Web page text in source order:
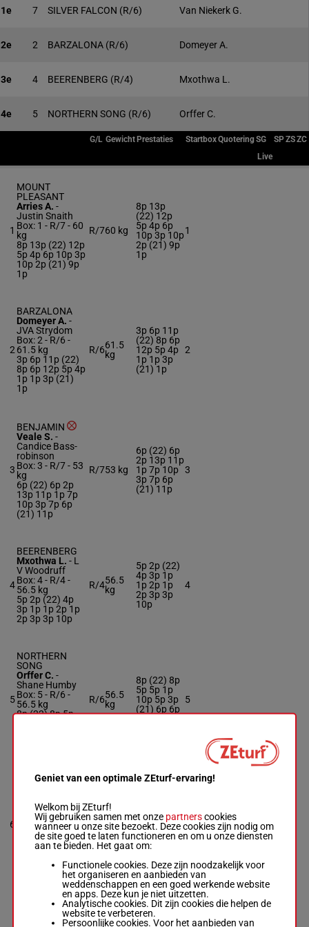
1e 7 SILVER FALCON (R/6) Van Niekerk G.
2e 2 BARZALONA (R/6) Domeyer A.
3e 4 BEERENBERG (R/4) Mxothwa L.
4e 5 NORTHERN SONG (R/6) Orffer C.
G/L Gewicht Prestaties StartboxQuoteringSG SPZSZC
Live
1
MOUNT
PLEASANT
Arries A. -
Justin Snaith
Box: 1 - R/7 - 60
kg
8p 13p (22) 12p
5p 4p 6p 10p 3p
10p 2p (21) 9p
1p
R/760 kg
8p 13p
(22) 12p
5p 4p 6p
10p 3p 10p
2p (21) 9p
1p
1
2
BARZALONA
Domeyer A. -
JVA Strydom
Box: 2 - R/6 -
61.5 kg
3p 6p 11p (22)
8p 6p 12p 5p 4p
1p 1p 3p (21)
1p
R/661.5
kg
3p 6p 11p
(22) 8p 6p
12p 5p 4p
1p 1p 3p
(21) 1p
2
3
BENJAMIN
Veale S. -
Candice Bass-
robinson
Box: 3 - R/7 - 53
kg
6p (22) 6p 2p
13p 11p 1p 7p
10p 3p 7p 6p
(21) 11p
R/753 kg
6p (22) 6p
2p 13p 11p
1p 7p 10p
3p 7p 6p
(21) 11p
3
4
BEERENBERG
Mxothwa L. - L
V Woodruff
Box: 4 - R/4 -
56.5 kg
5p 2p (22) 4p
3p 1p 1p 2p 1p
2p 3p 3p 10p
R/456.5
kg
5p 2p (22)
4p 3p 1p
1p 2p 1p
2p 3p 3p
10p
4
5
NORTHERN
SONG
Orffer C. -
Shane Humby
Box: 5 - R/6 -
56.5 kg
8p (22) 8p 5p
R/656.5
kg
8p (22) 8p
5p 5p 1p
10p 5p 3p
(21) 6p 6p
5
6
DOUBLE
Khathi R.
Andre Nel
Box: 6 -R/8 -
58.5 kg
5p 4p (22) 12p
5p 4p 1p 6p 1p
R/8 58.5
kg
12p 5p 4p
1p 6p 1p
1p 7p (21)
1p 2p
6
Geniet van een optimale ZEturf-ervaring!
Welkom bij ZEturf!
Wij gebruiken samen met onze partnerscookies
wanneer u onze site bezoekt. Deze cookies zijn nodig om
de site goed te laten functioneren en om u onze diensten
aan te bieden. Het gaat om:
Functionele cookies. Deze zijn noodzakelijk voor
het organiseren en aanbieden van
weddenschappen en een goed werkende website
en apps. Deze kun je niet uitzetten.
Analytische cookies. Dit zijn cookies die helpen de
website te verbeteren.
Persoonlijke cookies. Voor het aanbieden van